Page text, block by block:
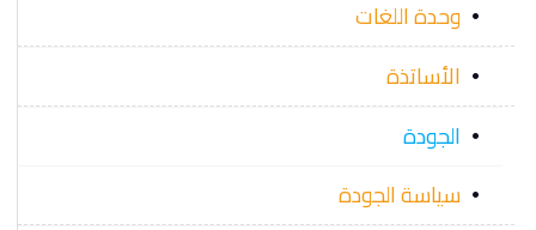
وحدة اللغات
الأساتذة
الجودة
سياسة الجودة